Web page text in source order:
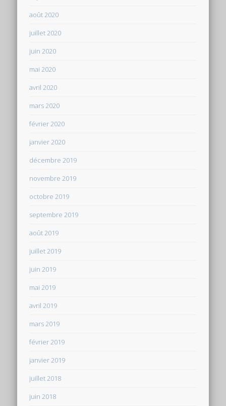
août 2020
juillet 2020
juin 2020
mai 2020
avril 2020
mars 2020
février 2020
janvier 2020
décembre 2019
novembre 2019
octobre 2019
septembre 2019
août 2019
juillet 2019
juin 2019
mai 2019
avril 2019
mars 2019
février 2019
janvier 2019
juillet 2018
juin 2018